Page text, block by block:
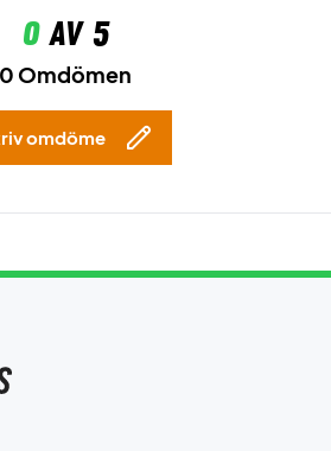
0av 5
0 Omdömen
omdöme